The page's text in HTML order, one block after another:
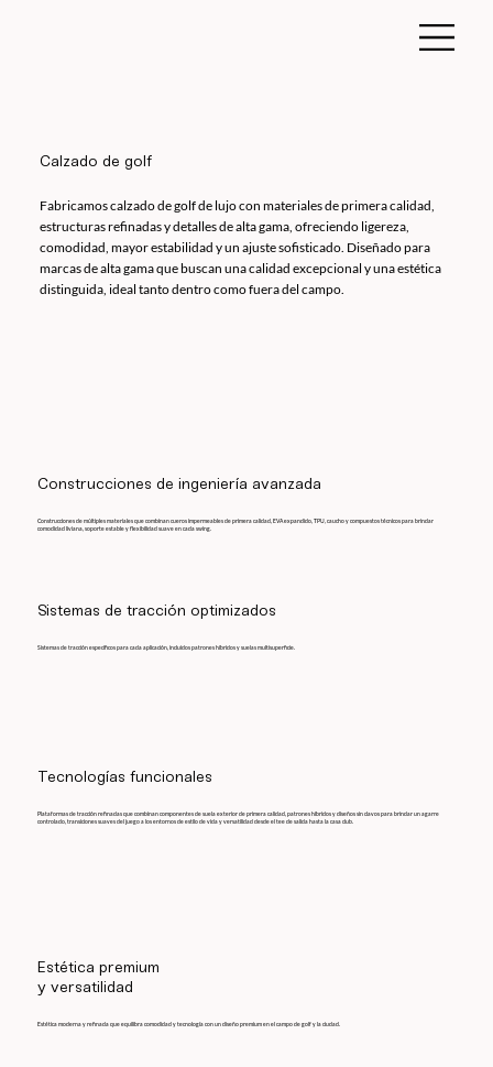
Calzado de golf
Fabricamos calzado de golf de lujo con materiales de primera calidad,
estructuras refinadas y detalles de alta gama, ofreciendo ligereza,
comodidad, mayor estabilidad y un ajuste sofisticado. Diseñado para
marcas de alta gama que buscan una calidad excepcional y una estética
distinguida, ideal tanto dentro como fuera del campo.
Construcciones de ingeniería avanzada
Construcciones de múltiples materiales que combinan cueros impermeables de primera calidad, EVA expandido, TPU, caucho y compuestos técnicos para brindar
comodidad liviana, soporte estable y flexibilidad suave en cada swing.
Sistemas de tracción optimizados
Sistemas de tracción específicos para cada aplicación, incluidos patrones híbridos y suelas multisuperficie.
Tecnologías funcionales
Plataformas de tracción refinadas que combinan componentes de suela exterior de primera calidad, patrones híbridos y diseños sin clavos para brindar un agarre
controlado, transiciones suaves del juego a los entornos de estilo de vida y versatilidad desde el tee de salida hasta la casa club.
Estética premium
y versatilidad
Estética moderna y refinada que equilibra comodidad y tecnología con un diseño premium en el campo de golf y la ciudad.